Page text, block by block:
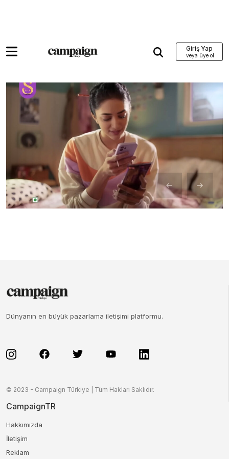
Giriş Yap
Dünyanın en büyük pazarlama iletişimi platformu.
© 2023 - Campaign Türkiye | Tüm Hakları Saklıdır.
CampaignTR
Hakkımızda
İletişim
Reklam